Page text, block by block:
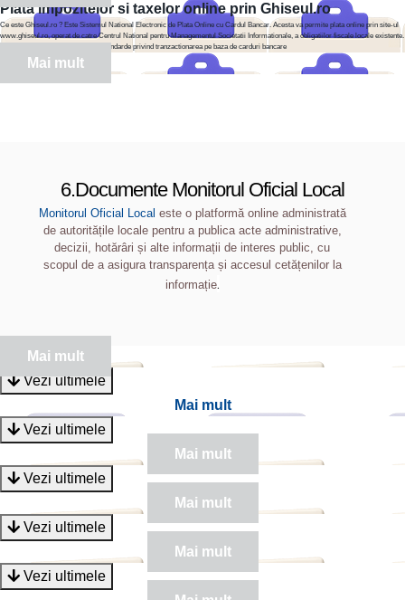
Plata impozitelor si taxelor online prin Ghiseul.ro
Ce este Ghiseul.ro ? Este Sistemul National Electronic de Plata Online cu Cardul Bancar. Acesta va permite plata online prin site-ul
www.ghiseul.ro, operat de catre Centrul National pentru Managementul Societatii Informationale, a obligatiilor fiscale locale existente.
Acest site este securizat la inalte standarde privind tranzactionarea pe baza de carduri bancare
Mai mult
6.Documente Monitorul Oficial Local
Monitorul Oficial Local este o platformă online administrată
de autoritățile locale pentru a publica acte administrative,
decizii, hotărâri și alte informații de interes public, cu
scopul de a asigura transparența și accesul cetățenilor la
informație.
Mai mult
Vezi ultimele
Mai mult
Vezi ultimele
Mai mult
Vezi ultimele
Mai mult
Vezi ultimele
Mai mult
Vezi ultimele